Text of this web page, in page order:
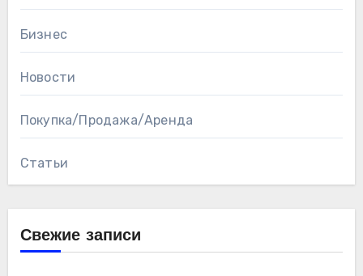
Бизнес
Новости
Покупка/Продажа/Аренда
Статьи
Свежие записи